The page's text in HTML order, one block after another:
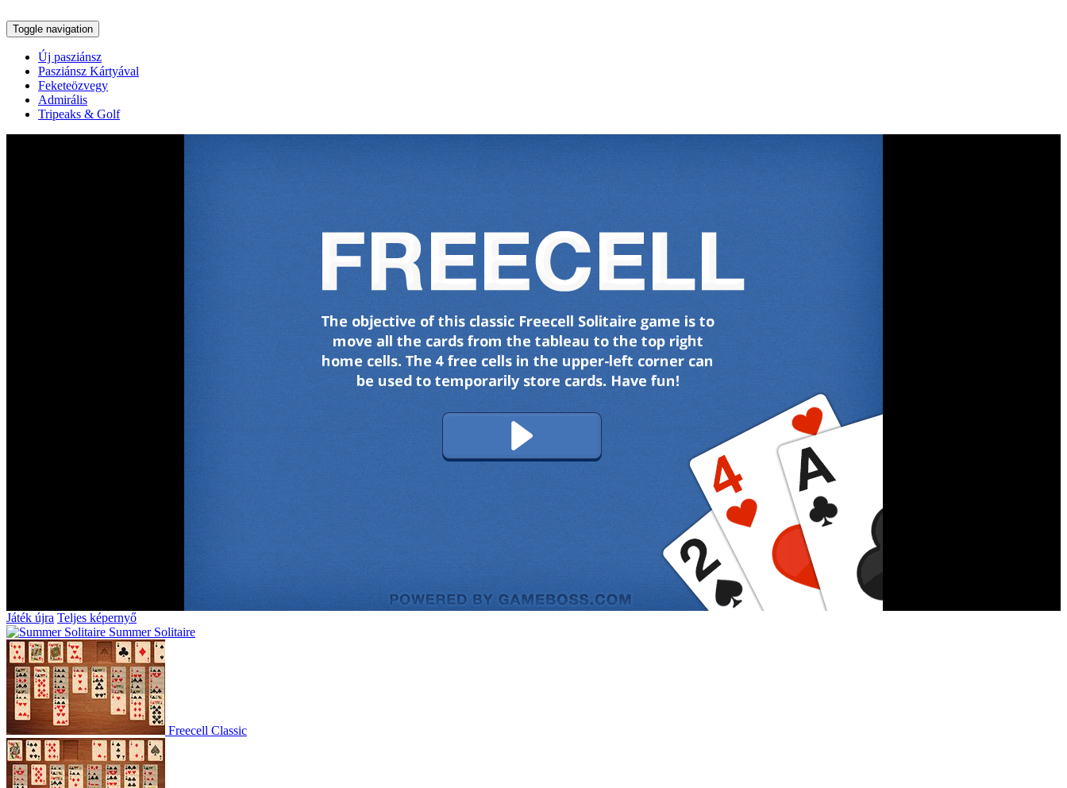
Toggle navigation
Új pasziánsz
Pasziánsz Kártyával
Feketeözvegy
Admirális
Tripeaks & Golf
Játék újra Teljes képernyő
Summer Solitaire
Freecell Classic